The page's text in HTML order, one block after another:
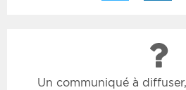
Un communiqué à